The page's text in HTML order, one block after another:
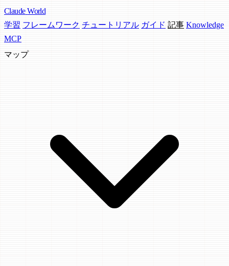
Claude World
学習 フレームワーク チュートリアル ガイド 記事 Knowledge
MCP
マップ